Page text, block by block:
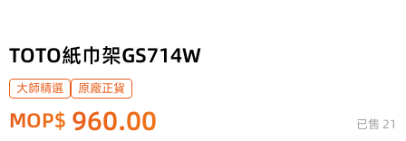
TOTO紙巾架GS714W
大師精選 原廠正貨
MOP$ 960.00 已售 21